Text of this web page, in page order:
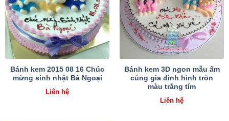
Bánh kem 2015 08 16 Chúc
mừng sinh nhật Bà Ngoại
Liên hệ
Bánh kem 3D ngon mẫu ấm
cúng gia đình hình tròn
màu trắng tím
Liên hệ